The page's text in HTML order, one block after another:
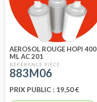
AEROSOL ROUGE HOPI 400
ML AC 201
883M06
PRIX PUBLIC : 19,50 €